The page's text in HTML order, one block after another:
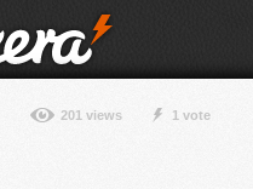
201 views 1 vote